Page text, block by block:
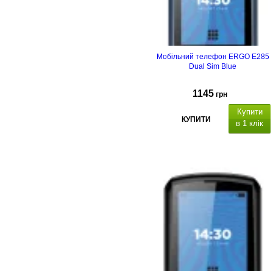
Мобільний телефон ERGO E285
Dual Sim Blue
1145 грн
КУПИТИ
Купити
в 1 клік